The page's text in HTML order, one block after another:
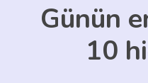
Günün
10